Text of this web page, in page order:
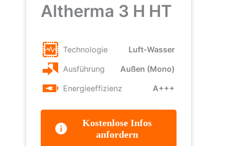
Altherma 3 H HT
Technologie
Luft-Wasser
Ausführung
Außen (Mono)
Energieeffizienz
A+++
Kostenlose Infos
anfordern